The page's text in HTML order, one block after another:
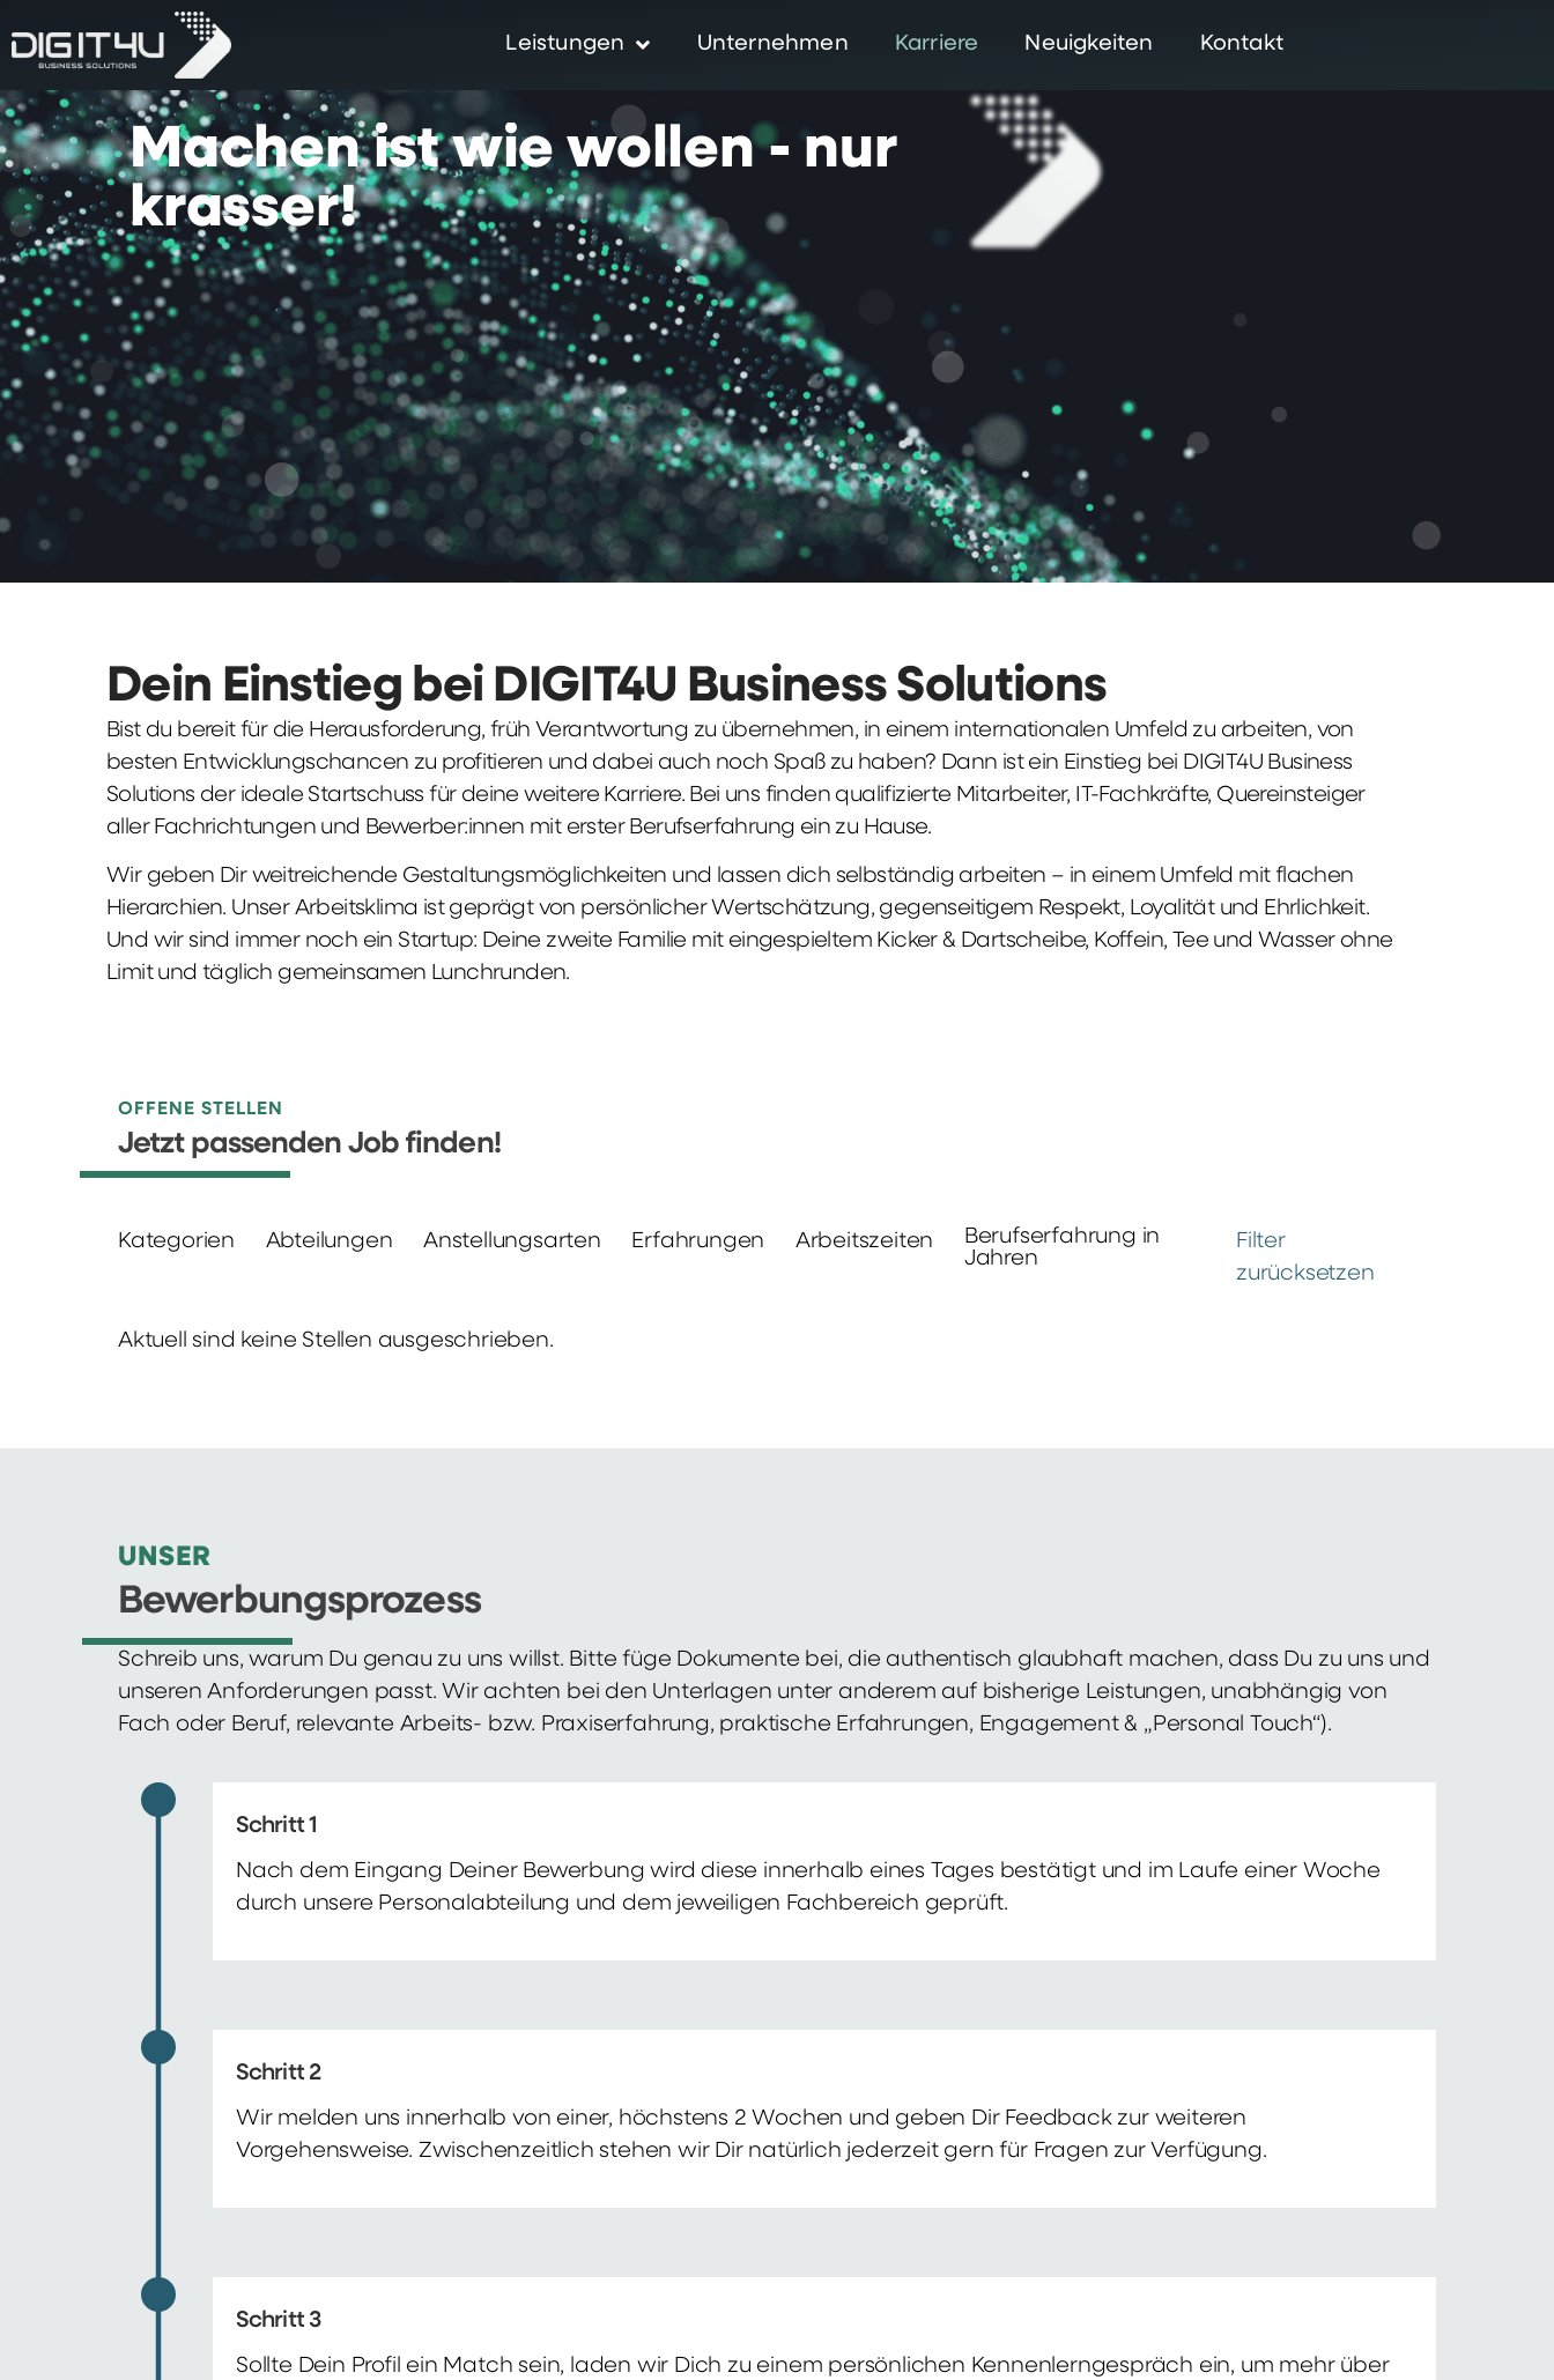
Leistungen Unternehmen Karriere Neuigkeiten Kontakt
Machen ist wie wollen - nur
krasser!
Dein Einstieg bei DIGIT4U Business Solutions
Bist du bereit für die Herausforderung, früh Verantwortung zu übernehmen, in einem internationalen Umfeld zu arbeiten, von
besten Entwicklungschancen zu profitieren und dabei auch noch Spaß zu haben? Dann ist ein Einstieg bei DIGIT4U Business
Solutions der ideale Startschuss für deine weitere Karriere. Bei uns finden qualifizierte Mitarbeiter, IT-Fachkräfte, Quereinsteiger
aller Fachrichtungen und Bewerber:innen mit erster Berufserfahrung ein zu Hause.
Wir geben Dir weitreichende Gestaltungsmöglichkeiten und lassen dich selbständig arbeiten – in einem Umfeld mit flachen
Hierarchien. Unser Arbeitsklima ist geprägt von persönlicher Wertschätzung, gegenseitigem Respekt, Loyalität und Ehrlichkeit.
Und wir sind immer noch ein Startup: Deine zweite Familie mit eingespieltem Kicker & Dartscheibe, Koffein, Tee und Wasser ohne
Limit und täglich gemeinsamen Lunchrunden.
OFFENE STELLEN
Jetzt passenden Job finden!
Kategorien Abteilungen Anstellungsarten Erfahrungen Arbeitszeiten
Berufserfahrung in
Jahren
Filter
zurücksetzen
Aktuell sind keine Stellen ausgeschrieben.
UNSER
Bewerbungsprozess
Schreib uns, warum Du genau zu uns willst. Bitte füge Dokumente bei, die authentisch glaubhaft machen, dass Du zu uns und
unseren Anforderungen passt. Wir achten bei den Unterlagen unter anderem auf bisherige Leistungen, unabhängig von
Fach oder Beruf, relevante Arbeits- bzw. Praxiserfahrung, praktische Erfahrungen, Engagement & „Personal Touch“).
Schritt 1
Nach dem Eingang Deiner Bewerbung wird diese innerhalb eines Tages bestätigt und im Laufe einer Woche
durch unsere Personalabteilung und dem jeweiligen Fachbereich geprüft.
Schritt 2
Wir melden uns innerhalb von einer, höchstens 2 Wochen und geben Dir Feedback zur weiteren
Vorgehensweise. Zwischenzeitlich stehen wir Dir natürlich jederzeit gern für Fragen zur Verfügung.
Schritt 3
Sollte Dein Profil ein Match sein, laden wir Dich zu einem persönlichen Kennenlerngespräch ein, um mehr über